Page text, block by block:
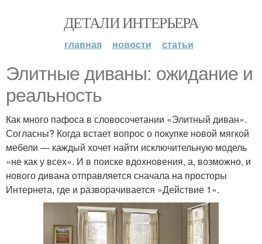
ДЕТАЛИ ИНТЕРЬЕРА
главная новости статьи
Элитные диваны: ожидание и
реальность
Как много пафоса в словосочетании «Элитный диван».
Согласны? Когда встает вопрос о покупке новой мягкой
мебели — каждый хочет найти исключительную модель
«не как у всех». И в поиске вдохновения, а, возможно, и
нового дивана отправляется сначала на просторы
Интернета, где и разворачивается «Действие 1».